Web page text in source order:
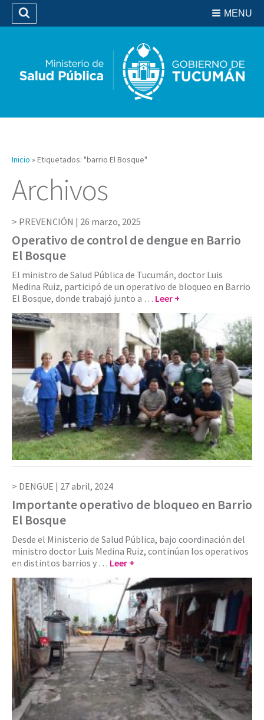
Biblioteca
MENU
Buscar
Inicio » Etiquetados: "barrio El Bosque"
Archivos
PREVENCIÓN | 26 marzo, 2025
Operativo de control de dengue en Barrio
El Bosque
El ministro de Salud Pública de Tucumán, doctor Luis
Medina Ruiz, participó de un operativo de bloqueo en Barrio
El Bosque, donde trabajó junto a … Leer +
DENGUE | 27 abril, 2024
Importante operativo de bloqueo en Barrio
El Bosque
Desde el Ministerio de Salud Pública, bajo coordinación del
ministro doctor Luis Medina Ruiz, continúan los operativos
en distintos barrios y … Leer +